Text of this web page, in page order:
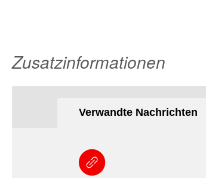
Zusatzinformationen
Verwandte Nachrichten